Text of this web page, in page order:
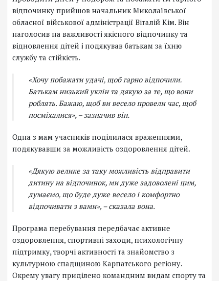
відпочинку прийшов начальник Миколаївської
обласної військової адміністрації Віталій Кім. Він
наголосив на важливості якісного відпочинку та
відновлення дітей і подякував батькам за їхню
службу та стійкість.
«Хочу побажати удачі, щоб гарно відпочили.
Батькам низький уклін та дякую за те, що вони
роблять. Бажаю, щоб ви весело провели час, щоб
посміхалися», – зазначив він.
Одна з мам учасників поділилася враженнями,
подякувавши за можливість оздоровлення дітей.
«Дякую велике за таку можливість відправити
дитину на відпочинок, ми дуже задоволені цим,
думаємо, що буде дуже весело і комфортно
відпочивати з вами», – сказала вона.
Програма перебування передбачає активне
оздоровлення, спортивні заходи, психологічну
підтримку, творчі активності та знайомство з
культурною спадщиною Карпатського регіону.
Окрему увагу приділено командним видам спорту та